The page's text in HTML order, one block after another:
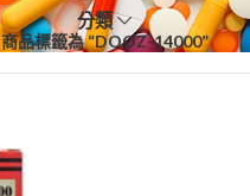
分類
商品標籤為 “DOOZ-14000”